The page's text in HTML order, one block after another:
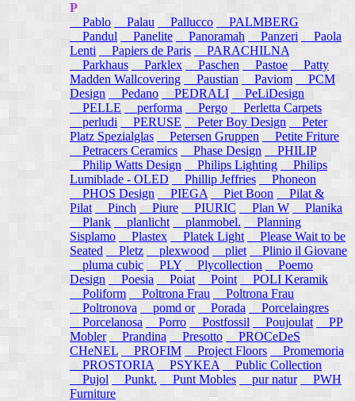
P
Pablo
Palau Pallucco
PALMBERG
Pandul
Panelite Panoramah Panzeri
Paola
Lenti
Papiers de Paris
PARACHILNA
Parkhaus
Parklex Paschen Pastoe
Patty
Madden Wallcovering
Paustian Paviom
PCM
Design
Pedano PEDRALI
PeLiDesign
PELLE
performa Pergo
Perletta Carpets
perludi
PERUSE Peter Boy Design
Peter
Platz Spezialglas
Petersen Gruppen
Petite Friture
Petracers Ceramics
Phase Design
PHILIP
Philip Watts Design
Philips Lighting
Philips
Lumiblade - OLED
Phillip Jeffries
Phoneon
PHOS Design
PIEGA Piet Boon
Pilat &
Pilat
Pinch Piure PIURIC Plan W
Planika
Plank
planlicht planmobel. Planning
Sisplamo
Plastex Platek Light
Please Wait to be
Seated
Pletz plexwood pliet
Plinio il Giovane
pluma cubic
PLY Plycollection
Poemo
Design
Poesia Poiat Point
POLI Keramik
Poliform
Poltrona Frau
Poltrona Frau
Poltronova
pomd or Porada
Porcelaingres
Porcelanosa
Porro Postfossil Poujoulat
PP
Mobler
Prandina Presotto
PROCeDeS
CHeNEL
PROFIM Project Floors
Promemoria
PROSTORIA
PSYKEA
Public Collection
Pujol
Punkt. Punt Mobles pur natur
PWH
Furniture